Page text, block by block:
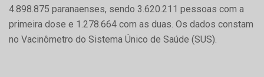
4.898.875 paranaenses, sendo 3.620.211 pessoas com a
primeira dose e 1.278.664 com as duas. Os dados constam
no Vacinômetro do Sistema Único de Saúde (SUS).